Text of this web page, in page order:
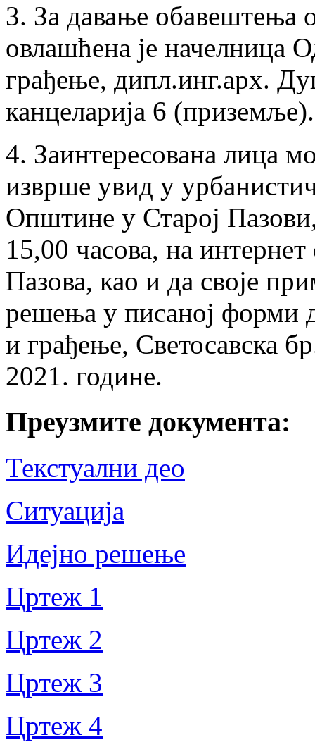
3. За давање обавештења
овлашћена је начелница
грађење, дипл.инг.арх.
канцеларија 6 (приземље).
4. Заинтересована лица
изврше увид у
Општине у Старој
15,00 часова, на
Пазова, као и да своје
решења у писаној форми
и грађење, Светосавска
2021. године.
Преузмите документа:
Текстуални део
Ситуација
Идејно решење
Цртеж 1
Цртеж 2
Цртеж 3
Цртеж 4